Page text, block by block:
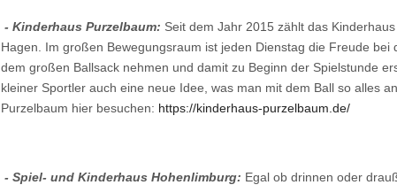
- Kinderhaus Purzelbaum: Seit dem Jahr 2015 zählt das
Hagen. Im großen Bewegungsraum ist jeden Dienstag die Freude
dem großen Ballsack nehmen und damit zu Beginn der Spielstunde
kleiner Sportler auch eine neue Idee, was man mit dem Ball so alles
Purzelbaum hier besuchen: https://kinderhaus-purzelbaum.de/
- Spiel- und Kinderhaus Hohenlimburg: Egal ob drinnen oder